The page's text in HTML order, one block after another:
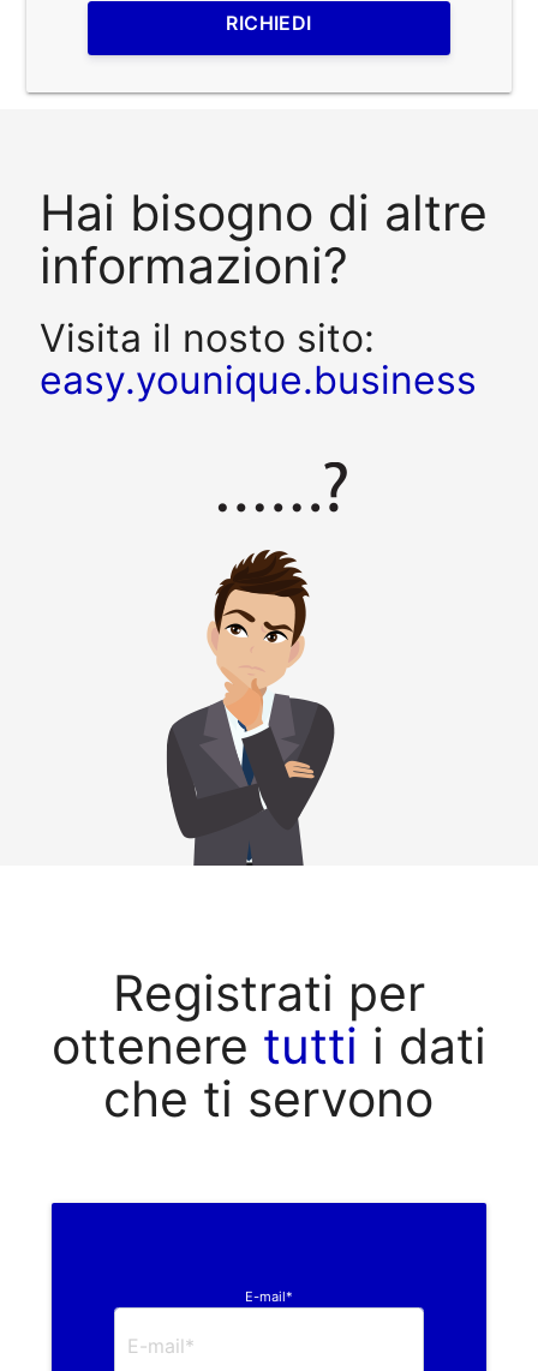
RICHIEDI
Hai bisogno di altre
informazioni?
Visita il nosto sito:
easy.younique.business
Registrati per
ottenere tutti i dati
che ti servono
E-mail*